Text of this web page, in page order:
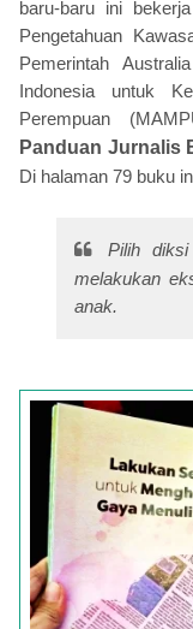
baru-baru ini
Pengetahuan
Pemerintah
Indonesia untuk
Perempuan
Panduan Jurnalis
Di halaman 79 buku
Pilih
melakukan
anak.